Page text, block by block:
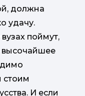
должна
удачу.
поймут,
высочайшее
стоим
И если